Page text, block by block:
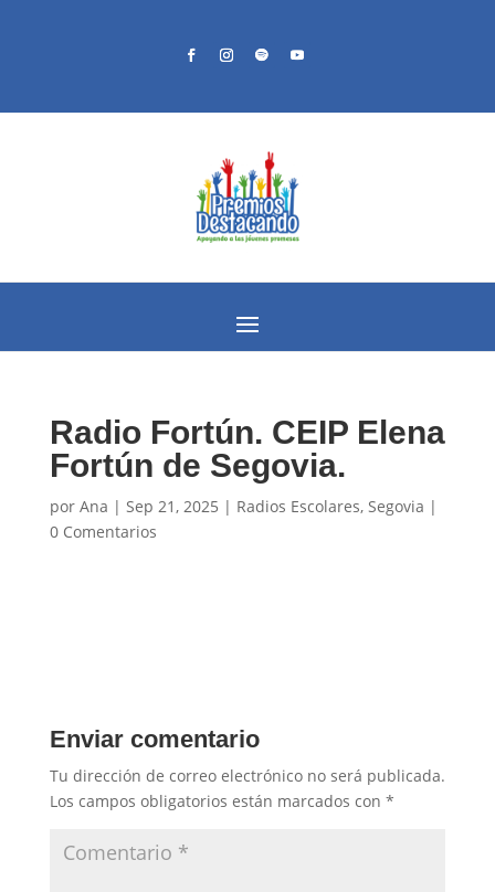
Radio Fortún. CEIP Elena
Fortún de Segovia.
por Ana | Sep 21, 2025 | Radios Escolares, Segovia |
0 Comentarios
Enviar comentario
Tu dirección de correo electrónico no será publicada.
Los campos obligatorios están marcados con *